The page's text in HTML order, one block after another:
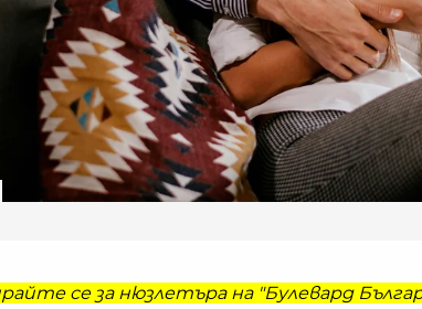
се за нюзлетъра на "Булевард